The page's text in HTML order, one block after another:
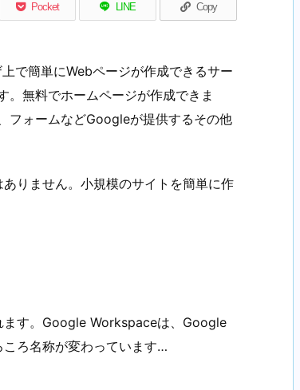
Pocket LINE Copy
で簡単にWebページが作成できるサー
無料でホームページが作成できま
フォームなどGoogleが提供するその他
りません。小規模のサイトを簡単に作
す。Google Workspaceは、Google
ろ名称が変わっています…